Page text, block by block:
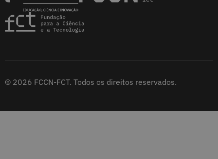
© 2026 FCCN-FCT. Todos os direitos reservados.